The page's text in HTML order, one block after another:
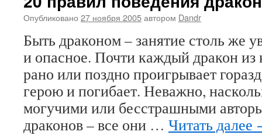
Опубликовано 27 ноября 2005автором Dandr
Быть драконом – занятие столь же
и опасное. Почти каждый дракон
рано или поздно проигрывает
герою и погибает. Неважно,
могучими или бесстрашными
драконов – все они … Читать далее